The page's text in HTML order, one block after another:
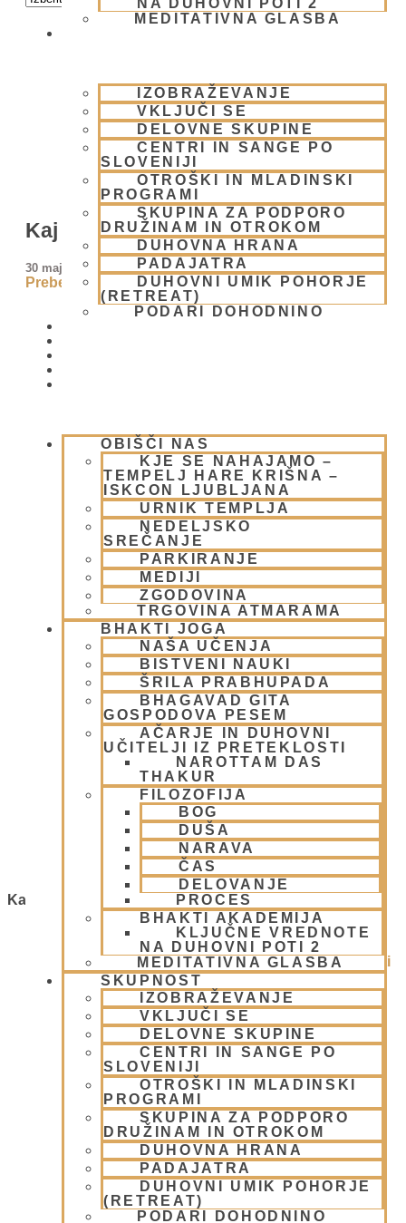
MEDITATIVNA GLASBA
IZOBRAŽEVANJE
VKLJUČI SE
DELOVNE SKUPINE
CENTRI IN SANGE PO
SLOVENIJI
OTROŠKI IN MLADINSKI
PROGRAMI
SKUPINA ZA PODPORO
DRUŽINAM IN OTROKOM
DUHOVNA HRANA
PADAJATRA
DUHOVNI UMIK POHORJE
(RETREAT)
PODARI DOHODNINO
OBIŠČI NAS
KJE SE NAHAJAMO –
TEMPELJ HARE KRIŠNA –
ISKCON LJUBLJANA
URNIK TEMPLJA
NEDELJSKO
SREČANJE
PARKIRANJE
MEDIJI
ZGODOVINA
TRGOVINA ATMARAMA
BHAKTI JOGA
NAŠA UČENJA
BISTVENI NAUKI
ŠRILA PRABHUPADA
BHAGAVAD GITA
GOSPODOVA PESEM
AČARJE IN DUHOVNI
UČITELJI IZ PRETEKLOSTI
NAROTTAM DAS
THAKUR
FILOZOFIJA
BOG
DUŠA
NARAVA
ČAS
DELOVANJE
PROCES
BHAKTI AKADEMIJA
KLJUČNE VREDNOTE
NA DUHOVNI POTI 2
MEDITATIVNA GLASBA
SKUPNOST
IZOBRAŽEVANJE
VKLJUČI SE
DELOVNE SKUPINE
CENTRI IN SANGE PO
SLOVENIJI
OTROŠKI IN MLADINSKI
PROGRAMI
SKUPINA ZA PODPORO
DRUŽINAM IN OTROKOM
DUHOVNA HRANA
PADAJATRA
DUHOVNI UMIK POHORJE
(RETREAT)
PODARI DOHODNINO
Kaj je materialna znanost?
30 maja, 2009
Preberi več »
Kaj je joga?
Preberi več »
Siddhi, grenki plodovi moči
Kategorije
Ačarje v sampradaji – duhovni učitelji iz preteklosti
(9)
Animacije(1)
(4)
Bog, živo bitje in narava(17)
Centri, Nama hatte in sange po Sloveniji(1)
Duhovni učitelj – Šrila Prabhupada(9)
Duhovni umik(1)
Ekadaši
(9)
FESTIVALI (10)
Gita mahatmja(3)
Glasba (2)
Gledališke igre(1)
Intervjuji